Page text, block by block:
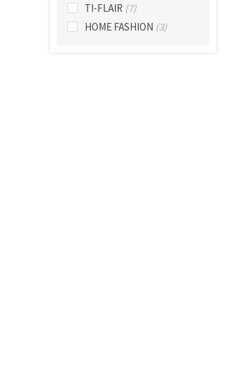
TI-FLAIR (7)
HOME FASHION (3)